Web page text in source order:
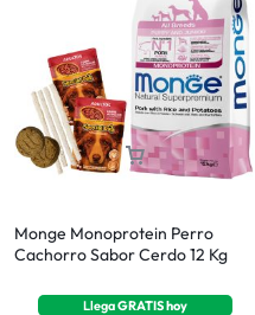
Monge Monoprotein Perro
Cachorro Sabor Cerdo 12 Kg
LlegaGRATIShoy